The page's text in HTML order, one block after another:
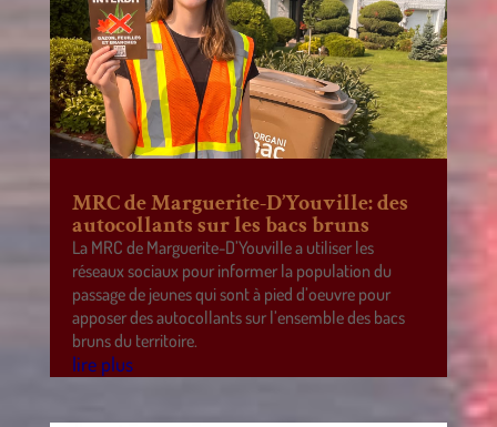
MRC de Marguerite-D’Youville: des
autocollants sur les bacs bruns
La MRC de Marguerite-D’Youville a utiliser les
réseaux sociaux pour informer la population du
passage de jeunes qui sont à pied d’oeuvre pour
apposer des autocollants sur l’ensemble des bacs
bruns du territoire.
lire plus